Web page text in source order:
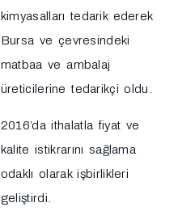
kimyasalları tedarik ederek
Bursa ve çevresindeki
matbaa ve ambalaj
üreticilerine tedarikçi oldu.
2016’da ithalatla fiyat ve
kalite istikrarını sağlama
odaklı olarak işbirlikleri
geliştirdi.